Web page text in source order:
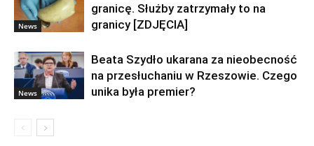
News
granicę. Służby zatrzymały to na
granicy [ZDJĘCIA]
News
Beata Szydło ukarana za nieobecność
na przesłuchaniu w Rzeszowie. Czego
unika była premier?